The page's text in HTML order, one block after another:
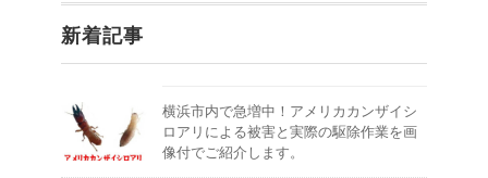
新着記事
横浜市内で急増中！アメリカカンザイシ
ロアリによる被害と実際の駆除作業を画
像付でご紹介します。